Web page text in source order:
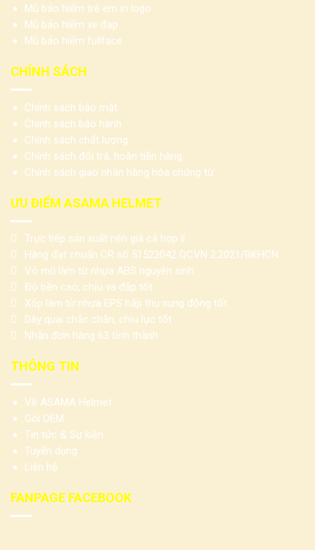
Mũ bảo hiểm trẻ em in logo
Mũ bảo hiểm xe đạp
Mũ bảo hiểm fullface
CHÍNH SÁCH
Chính sách bảo mật
Chính sách bảo hành
Chính sách chất lượng
Chính sách đổi trả, hoàn tiền hàng
Chính sách giao nhận hàng hóa chứng từ
ƯU ĐIỂM ASAMA HELMET
Trực tiếp sản xuất nên giá cả hợp lí
Hàng đạt chuẩn CR số 51523042 QCVN 2:2021/BKHCN
Vỏ mũ làm từ nhựa ABS nguyên sinh
Độ bền cao, chịu va đập tốt
Xốp làm từ nhựa EPS hấp thụ xung động tốt
Dây quai chắc chắn, chịu lực tốt
Nhận đơn hàng 63 tỉnh thành
THÔNG TIN
Về ASAMA Helmet
Gói OEM
Tin tức & Sự kiện
Tuyển dụng
Liên hệ
FANPAGE FACEBOOK